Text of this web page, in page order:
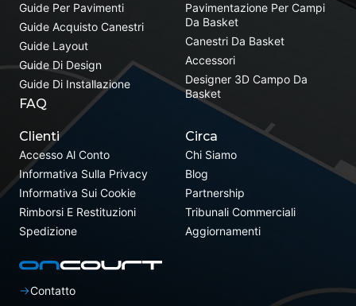
Pavimentazione Per Campi
Da Basket
Canestri Da Basket
Accessori
Designer 3D Campo Da
Basket
Guide Per Pavimenti
Guide Acquisto Canestri
Guide Layout
Guide Di Design
Guide Di Installazione
FAQ
Clienti
Accesso Al Conto
Informativa Sulla Privacy
Informativa Sui Cookie
Rimborsi E Restituzioni
Spedizione
Circa
Chi Siamo
Blog
Partnership
Tribunali Commerciali
Aggiornamenti
Contatto